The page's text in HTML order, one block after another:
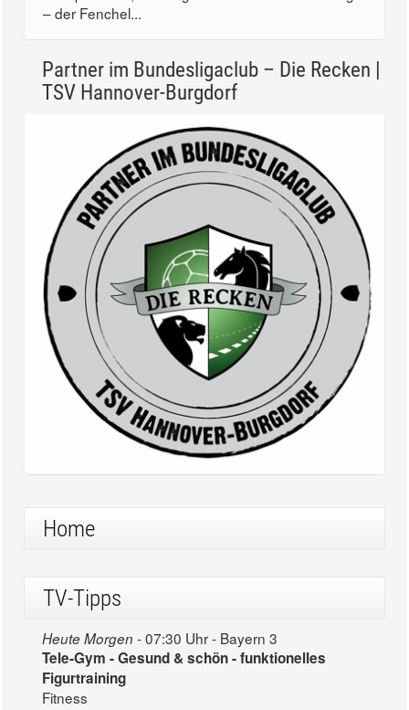
– der Fenchel...
Partner im Bundesligaclub – Die Recken |
TSV Hannover-Burgdorf
Home
TV-Tipps
Heute Morgen -07:30 Uhr - Bayern 3
Tele-Gym - Gesund & schön - funktionelles
Figurtraining
Fitness